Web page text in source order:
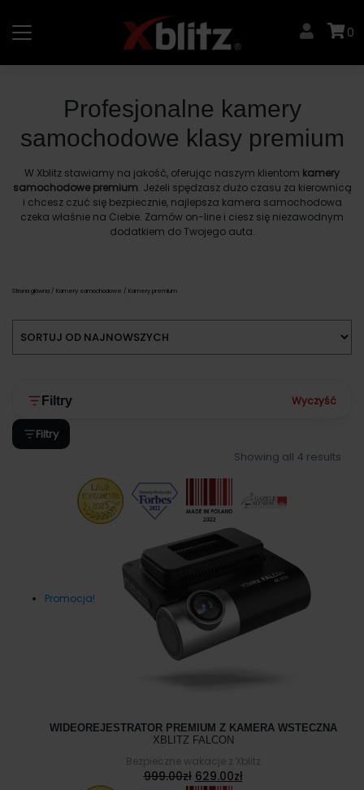
content
0
Profesjonalne kamery
samochodowe klasy premium
W Xblitz stawiamy na jakość, oferując naszym klientom kamery
samochodowe premium. Jeżeli spędzasz dużo czasu za kierownicą
i chcesz czuć się bezpiecznie, najlepsza kamera samochodowa
czeka właśnie na Ciebie. Zamów on-line i ciesz się niezawodnym
dodatkiem do Twojego auta.
Strona główna / Kamery samochodowe / Kamery premium
Filtry Wyczyść
Filtry
Showing all 4 results
Promocja!
WIDEOREJESTRATOR PREMIUM Z KAMERA WSTECZNA
XBLITZ FALCON
Bezpieczne wakacje z Xblitz
999.00zł Pierwotna
629.00złAktualna